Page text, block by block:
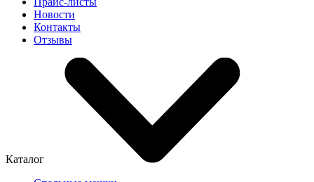
Новости
Контакты
Отзывы
Каталог